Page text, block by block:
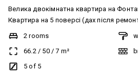
Велика двокімнатна квартира на
Квартира на 5 поверсі (дах після
двостороння, загальна площа 66,3 м2,
спецпроект, квартира підготовлена
окремі кімнати, кухня-вітальня, балкон,
залишаєть зробити ремонт повністю
2 rooms
66.2/ 50/7 m²
5 of 5